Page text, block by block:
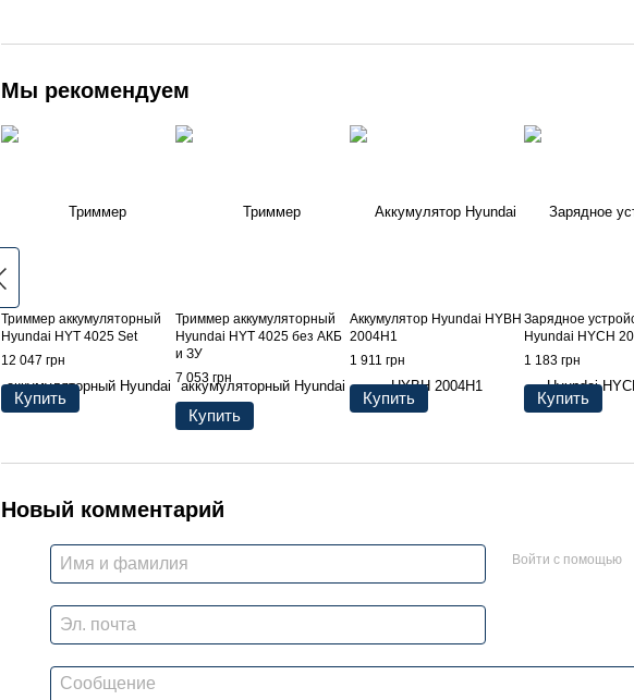
Мы рекомендуем
Триммер аккумуляторный
Hyundai HYT 4025 Set
12 047 грн
Купить
Триммер аккумуляторный
Hyundai HYT 4025 без АКБ
и ЗУ
7 053 грн
Купить
Аккумулятор Hyundai HYBH
2004H1
1 911 грн
Купить
Зарядное
Hyundai HYCH
1 183 грн
Купить
Новый комментарий
Войти с помощью